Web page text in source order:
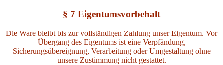
§ 7 Eigentumsvorbehalt
Die Ware bleibt bis zur vollständigen Zahlung unser Eigentum. Vor
Übergang des Eigentums ist eine Verpfändung,
Sicherungsübereignung, Verarbeitung oder Umgestaltung ohne
unsere Zustimmung nicht gestattet.